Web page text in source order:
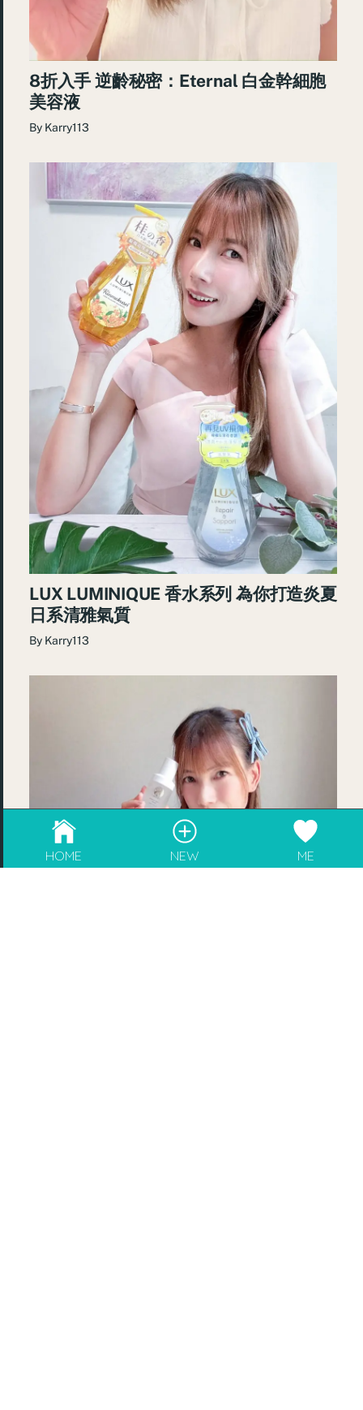
成為blogger，請電郵至 info@rebeaute.hk
8折入手 逆齡秘密：Eternal 白金幹細胞
美容液
By Karry113
LUX LUMINIQUE 香水系列 為你打造炎夏
日系清雅氣質
By Karry113
HOME NEW ME